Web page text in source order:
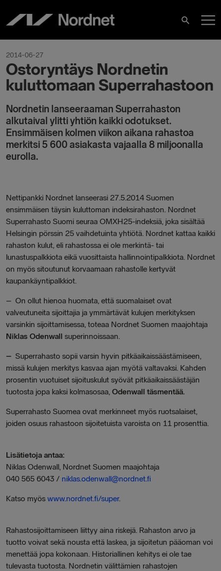
innehåll
Sök
2014-06-27
Ostoryntäys Nordnetin
kuluttomaan Superrahastoon
Nordnetin lanseeraaman Superrahaston
alkutaival ylitti yhtiön kaikki odotukset.
Ensimmäisen kolmen viikon aikana rahastoa
merkitsi 5 600 asiakasta vajaalla 8 miljoonalla
eurolla.
Nettipankki Nordnet lanseerasi 27.5.2014 Suomen
ensimmäisen täysin kuluttoman indeksirahaston. Nordnet
Superrahasto Suomi seuraa OMXH25-indeksiä, joka sisältää
Helsingin pörssin 25 vaihdetuinta yhtiötä. Nordnet kattaa kaikki
rahaston kulut, eli rahastossa ei ole merkintä- tai
lunastuspalkkiota eikä vuosittaista hallinnointipalkkiota. Nordnet
on myös sitoutunut korvaamaan rahastolle kertyvät
kaupankäyntipalkkiot.
– On ollut hienoa huomata, että suomalaiset ovat
valveutuneita sijoittajia ja ymmärtävät kulujen merkityksen
varsinkin sijoittamisessa, toteaa Nordnet Suomen maajohtaja
Niklas Odenwall superinnoissaan.
– Superrahasto sopii varsin hyvin pitkäaikaissäästämiseen,
missä kulujen merkitys kasvaa ajan myötä valtavaksi. Kahden
prosentin vuotuiset sijoituskulut syövät pitkäaikaissäästäjän
tuotosta jopa kaksi kolmasosaa, Odenwall täsmentää.
Superrahasto Suomea ovat merkinneet myös ruotsalaiset,
joiden osuus rahastoon sijoitetuista varoista on 11 prosenttia.
Lisätietoja antaa:
Niklas Odenwall, Nordnet Suomen maajohtaja
040 565 6043 / niklas.odenwall@nordnet.fi
Katso myös www.nordnet.fi/super.
Rahastosijoittamiseen liittyy aina riskejä. Rahaston arvo ja
tuotto voivat sekä nousta että laskea, ja sijoitetun pääoman voi
menettää jopa kokonaan. Historiallinen kehitys ei ole tae
tulevasta tuotosta. Nordnetin välittämien rahastojen